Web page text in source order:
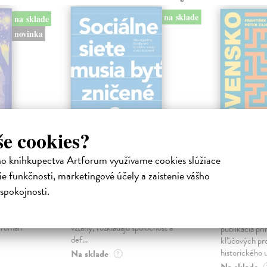
cookies?
kníhkupectva Artforum využívame cookies slúžiace
funkčnosti, marketingové účely a zaistenie vášho
na sklade
novinka
na sklade
Sociálne siete musia
byť zničené
vzťahy, rozkladajú spoločnosť a
def...
Na sklade ?
sme.
publikácia
kľúčových
historického